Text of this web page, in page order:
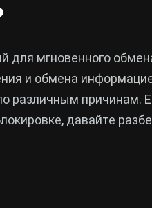
для мгновенного
и обмена
различным причинам.
давайте